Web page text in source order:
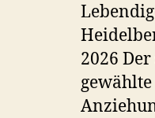
2026